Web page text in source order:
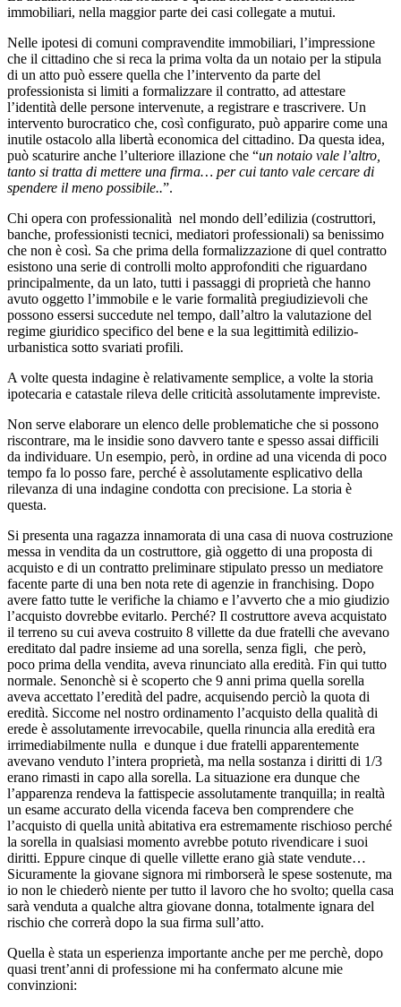
immobiliari, nella maggior parte dei casi collegate a mutui.
Nelle ipotesi di comuni compravendite immobiliari, l’impressione
che il cittadino che si reca la prima volta da un notaio per la stipula
di un atto può essere quella che l’intervento da parte del
professionista si limiti a formalizzare il contratto, ad attestare
l’identità delle persone intervenute, a registrare e trascrivere. Un
intervento burocratico che, così configurato, può apparire come una
inutile ostacolo alla libertà economica del cittadino. Da questa idea,
può scaturire anche l’ulteriore illazione che “un notaio vale l’altro,
tanto si tratta di mettere una firma… per cui tanto vale cercare di
spendere il meno possibile..”.
Chi opera con professionalità nel mondo dell’edilizia (costruttori,
banche, professionisti tecnici, mediatori professionali) sa benissimo
che non è così. Sa che prima della formalizzazione di quel contratto
esistono una serie di controlli molto approfonditi che riguardano
principalmente, da un lato, tutti i passaggi di proprietà che hanno
avuto oggetto l’immobile e le varie formalità pregiudizievoli che
possono essersi succedute nel tempo, dall’altro la valutazione del
regime giuridico specifico del bene e la sua legittimità edilizio-
urbanistica sotto svariati profili.
A volte questa indagine è relativamente semplice, a volte la storia
ipotecaria e catastale rileva delle criticità assolutamente impreviste.
Non serve elaborare un elenco delle problematiche che si possono
riscontrare, ma le insidie sono davvero tante e spesso assai difficili
da individuare. Un esempio, però, in ordine ad una vicenda di poco
tempo fa lo posso fare, perché è assolutamente esplicativo della
rilevanza di una indagine condotta con precisione. La storia è
questa.
Si presenta una ragazza innamorata di una casa di nuova costruzione
messa in vendita da un costruttore, già oggetto di una proposta di
acquisto e di un contratto preliminare stipulato presso un mediatore
facente parte di una ben nota rete di agenzie in franchising. Dopo
avere fatto tutte le verifiche la chiamo e l’avverto che a mio giudizio
l’acquisto dovrebbe evitarlo. Perché? Il costruttore aveva acquistato
il terreno su cui aveva costruito 8 villette da due fratelli che avevano
ereditato dal padre insieme ad una sorella, senza figli, che però,
poco prima della vendita, aveva rinunciato alla eredità. Fin qui tutto
normale. Senonchè si è scoperto che 9 anni prima quella sorella
aveva accettato l’eredità del padre, acquisendo perciò la quota di
eredità. Siccome nel nostro ordinamento l’acquisto della qualità di
erede è assolutamente irrevocabile, quella rinuncia alla eredità era
irrimediabilmente nulla e dunque i due fratelli apparentemente
avevano venduto l’intera proprietà, ma nella sostanza i diritti di 1/3
erano rimasti in capo alla sorella. La situazione era dunque che
l’apparenza rendeva la fattispecie assolutamente tranquilla; in realtà
un esame accurato della vicenda faceva ben comprendere che
l’acquisto di quella unità abitativa era estremamente rischioso perché
la sorella in qualsiasi momento avrebbe potuto rivendicare i suoi
diritti. Eppure cinque di quelle villette erano già state vendute…
Sicuramente la giovane signora mi rimborserà le spese sostenute, ma
io non le chiederò niente per tutto il lavoro che ho svolto; quella casa
sarà venduta a qualche altra giovane donna, totalmente ignara del
rischio che correrà dopo la sua firma sull’atto.
Quella è stata un esperienza importante anche per me perchè, dopo
quasi trent’anni di professione mi ha confermato alcune mie
convinzioni: